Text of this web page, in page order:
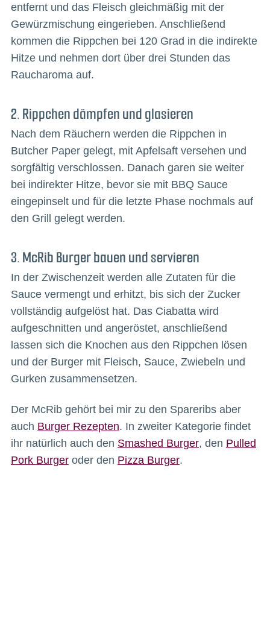
entfernt und das Fleisch gleichmäßig mit der
Gewürzmischung eingerieben. Anschließend
kommen die Rippchen bei 120 Grad in die indirekte
Hitze und nehmen dort über drei Stunden das
Raucharoma auf.
2. Rippchen dämpfen und glasieren
Nach dem Räuchern werden die Rippchen in
Butcher Paper gelegt, mit Apfelsaft versehen und
sorgfältig verschlossen. Danach garen sie weiter
bei indirekter Hitze, bevor sie mit BBQ Sauce
eingepinselt und für die letzte Phase nochmals auf
den Grill gelegt werden.
3. McRib Burger bauen und servieren
In der Zwischenzeit werden alle Zutaten für die
Sauce vermengt und erhitzt, bis sich der Zucker
vollständig aufgelöst hat. Das Ciabatta wird
aufgeschnitten und angeröstet, anschließend
lassen sich die Knochen aus den Rippchen lösen
und der Burger mit Fleisch, Sauce, Zwiebeln und
Gurken zusammensetzen.
Der McRib gehört bei mir zu den Spareribs aber
auch Burger Rezepten. In zweiter Kategorie findet
ihr natürlich auch den Smashed Burger, den Pulled
Pork Burgeroder den Pizza Burger.